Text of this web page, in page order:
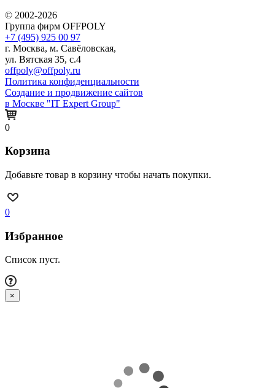
© 2002-2026
Группа фирм OFFPOLY
+7 (495) 925 00 97
г. Москва, м. Савёловская,
ул. Вятская 35, с.4
offpoly@offpoly.ru
Политика конфиденциальности
Создание и продвижение сайтов
в Москве "IT Expert Group"
0
Корзина
Добавьте товар в корзину чтобы начать покупки.
0
Избранное
Список пуст.
×